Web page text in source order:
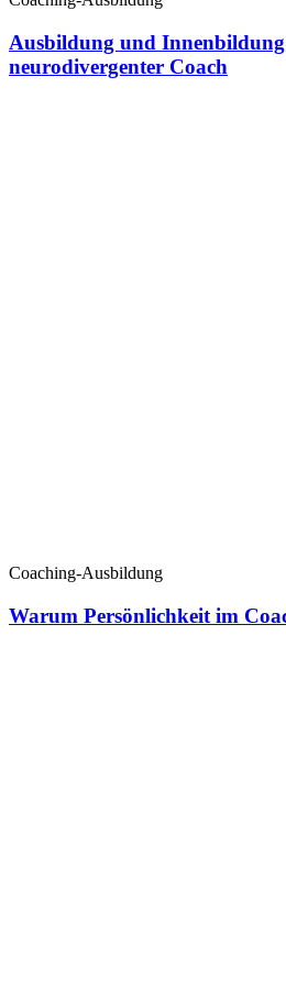
Ausbildung und
neurodivergenter Coach
Coaching-Ausbildung
Warum Persönlichkeit im